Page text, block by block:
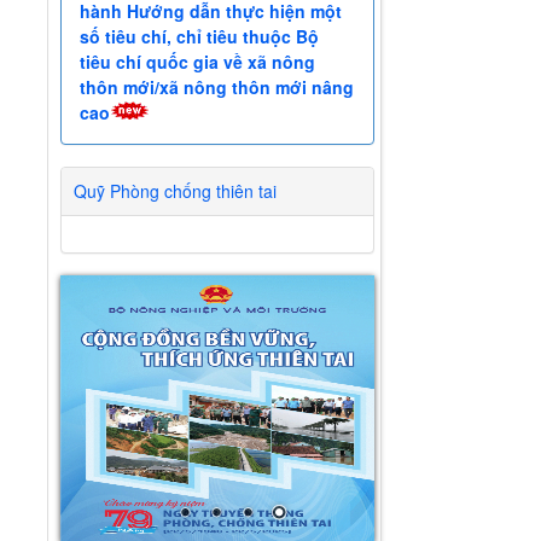
hành Hướng dẫn thực hiện một
số tiêu chí, chỉ tiêu thuộc Bộ
tiêu chí quốc gia về xã nông
thôn mới/xã nông thôn mới nâng
cao
Quỹ Phòng chống thiên tai